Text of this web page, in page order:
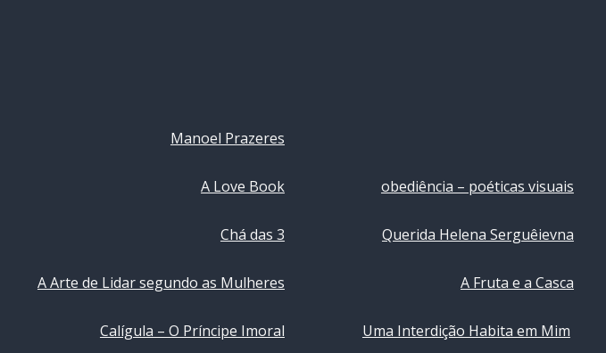
Manoel Prazeres
A Love Book obediência – poéticas visuais
Chá das 3 Querida Helena Serguêievna
A Arte de Lidar segundo as Mulheres A Fruta e a Casca
Calígula – O Príncipe Imoral Uma Interdição Habita em Mim